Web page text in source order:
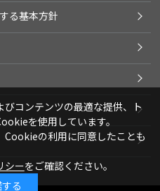
る基本方針
コンテンツの最適な提供、ト
を使用しています。
Cookieの利用に同意したことも
シーをご確認ください。
る